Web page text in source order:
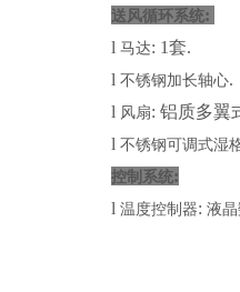
送风循环系统:
l马达: 1套.
l不锈钢加长轴心.
l 风扇: 铝质多翼
l不锈钢可调式湿格栅
控制系统:
l温度控制器:液晶